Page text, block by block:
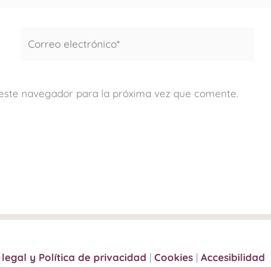
navegador para la próxima vez que comente.
legal y Política de privacidad | Cookies| Accesibilidad